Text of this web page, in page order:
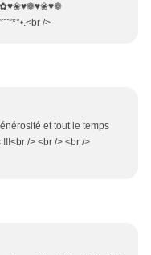
/>
et tout le temps
/> <br /> <br />